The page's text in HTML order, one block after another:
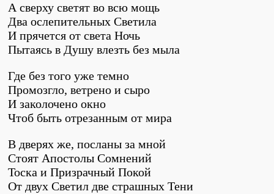
А сверху светят во всю мощь
Два ослепительных Светила
И прячется от света Ночь
Пытаясь в Душу влезть без мыла
Где без того уже темно
Промозгло, ветрено и сыро
И заколочено окно
Чтоб быть отрезанным от мира
В дверях же, посланы за мной
Стоят Апостолы Сомнений
Тоска и Призрачный Покой
От двух Светил две страшных Тени